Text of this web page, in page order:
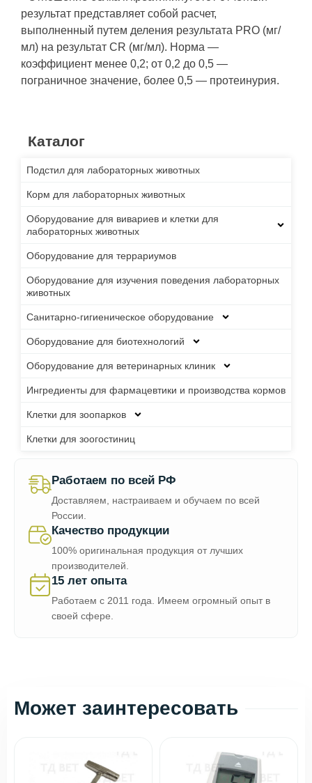
Каталог
Подстил для лабораторных животных
Корм для лабораторных животных
Оборудование для вивариев и клетки для
лабораторных животных
Оборудование для террариумов
Оборудование для изучения поведения лабораторных
животных
Санитарно-гигиеническое оборудование
Оборудование для биотехнологий
Оборудование для ветеринарных клиник
Ингредиенты для фармацевтики и производства кормов
Клетки для зоопарков
Клетки для зоогостиниц
Работаем по всей РФ
Доставляем, настраиваем и обучаем по всей
России.
Качество продукции
100% оригинальная продукция от лучших
производителей.
15 лет опыта
Работаем с 2011 года. Имеем огромный опыт в
своей сфере.
результат представляет собой расчет,
выполненный путем деления результата PRO (мг/
мл) на результат CR (мг/мл). Норма —
коэффициент менее 0,2; от 0,2 до 0,5 —
пограничное значение, более 0,5 — протеинурия.
Может заинтересовать